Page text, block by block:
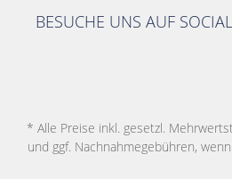
BESUCHE UNS AUF
* Alle Preise inkl. gesetzl.
und ggf. Nachnahmegebühren,